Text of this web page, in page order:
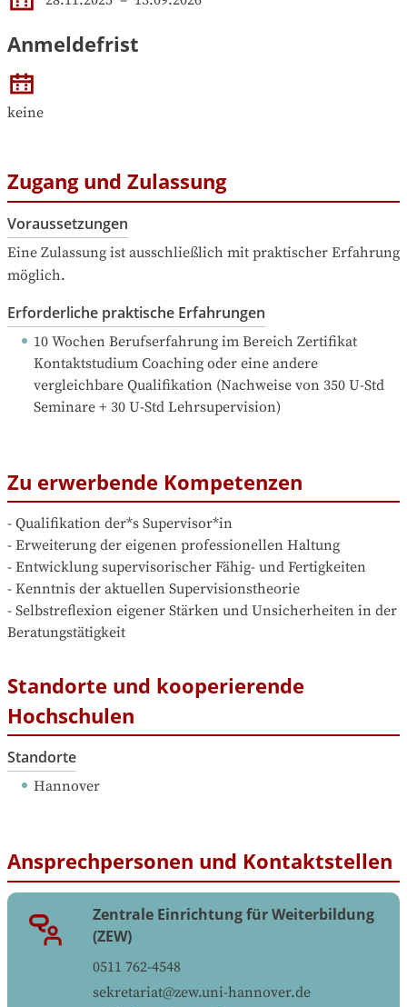
Anmeldefrist
keine
Zugang und Zulassung
Voraussetzungen
Eine Zulassung ist ausschließlich mit praktischer Erfahrung
möglich.
Erforderliche praktische Erfahrungen
10 Wochen Berufserfahrung im Bereich Zertifikat
Kontaktstudium Coaching oder eine andere
vergleichbare Qualifikation (Nachweise von 350 U-Std
Seminare + 30 U-Std Lehrsupervision)
Zu erwerbende Kompetenzen
- Qualifikation der*s Supervisor*in
- Erweiterung der eigenen professionellen Haltung
- Entwicklung supervisorischer Fähig- und Fertigkeiten
- Kenntnis der aktuellen Supervisionstheorie
- Selbstreflexion eigener Stärken und Unsicherheiten in der
Beratungstätigkeit
Standorte und kooperierende
Hochschulen
Standorte
Hannover
Ansprechpersonen und Kontaktstellen
Zentrale Einrichtung für Weiterbildung
(ZEW)
0511 762-4548
sekretariat@zew.uni-hannover.de